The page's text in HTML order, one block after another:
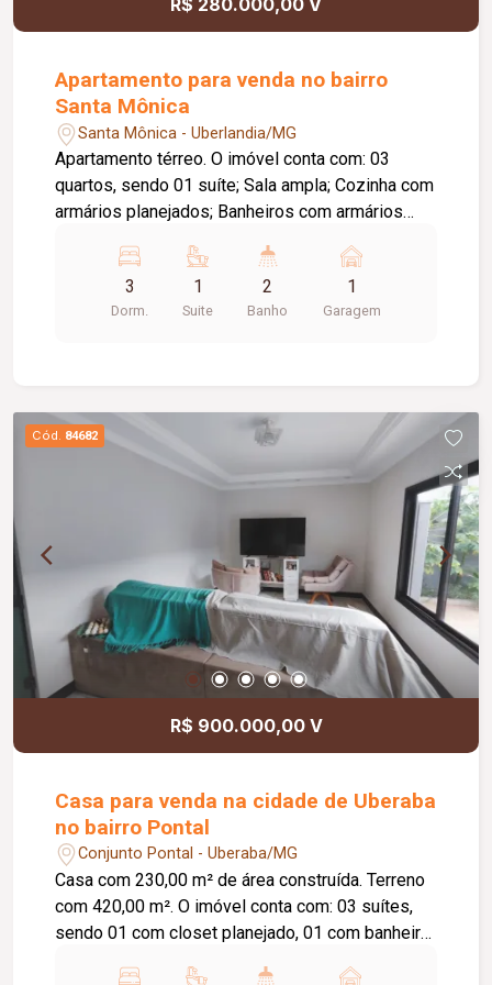
que reúne sofisticação, conforto e funcionalidade
Uberlândia.
R$ 280.000,00 V
Apartamento para venda no bairro
Santa Mônica
Santa Mônica - Uberlandia/MG
Apartamento térreo. O imóvel conta com: 03
quartos, sendo 01 suíte; Sala ampla; Cozinha com
armários planejados; Banheiros com armários
garagem; Diferenciais: Apartamento térreo;
Excelente localização, proporcionando fácil
acesso a comércios, serviços, restaurantes e às
3
Dorm.
1
Suite
2
Banho
1
Garagem
Cód. 84682
R$ 900.000,00 V
Casa para venda na cidade de Uberaba
no bairro Pontal
Conjunto Pontal - Uberaba/MG
Casa com 230,00 m² de área construída. Terreno
com 420,00 m². O imóvel conta com: 03 suítes,
sendo 01 com closet planejado, 01 com banheira